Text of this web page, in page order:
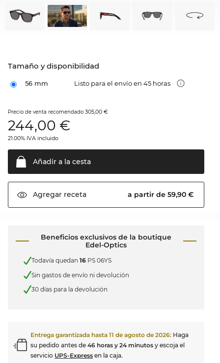
Tamaño y disponibilidad
56 mm Listo para el envío en 45 horas
Precio de venta recomendado 305,00 €
244,00 €
21.00% IVA incluido
Añadir a la cesta
Agregar receta a partir de 59,90 €
Beneficios exclusivos de la boutique
Edel-Optics
Todavía quedan 16 PS 06YS
Sin gastos de envío ni devolución
30 días para la devolución
Entrega garantizada hasta 11 de agosto de 2026: Haga
su pedido antes de 46 horas y 24 minutos y escoja el
servicio UPS-Express en la caja.